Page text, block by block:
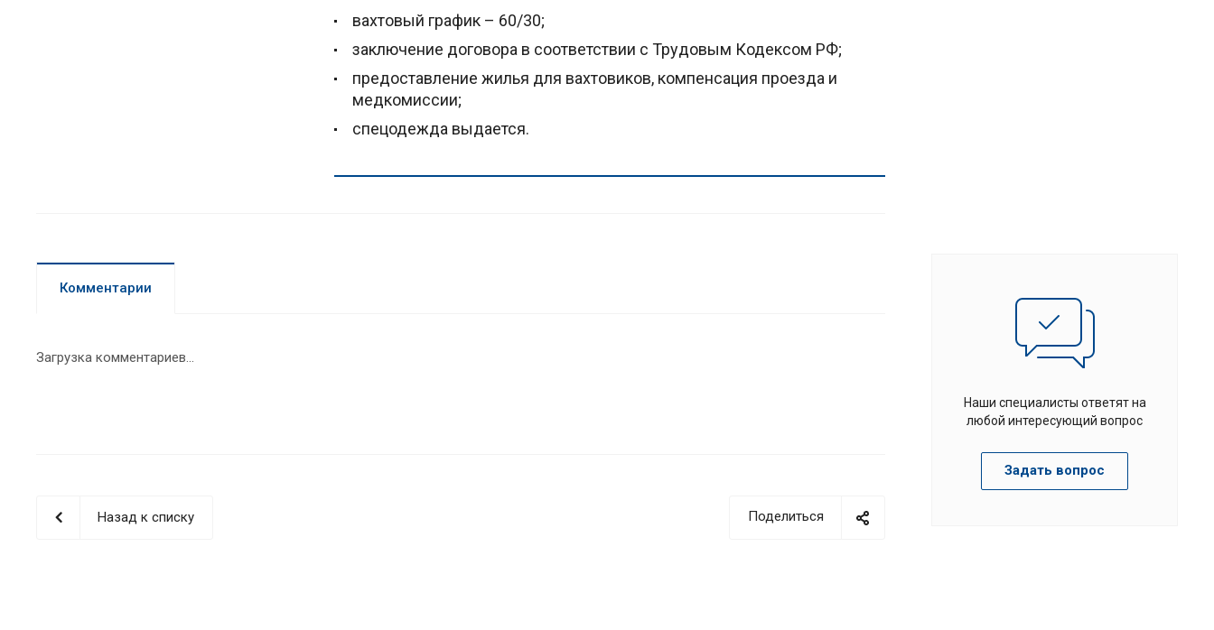
вахтовый график – 60/30;
заключение договора в соответствии с Трудовым Кодексом РФ;
предоставление жилья для вахтовиков, компенсация проезда и
медкомиссии;
спецодежда выдается.
Комментарии
Загрузка комментариев...
Наши специалисты ответят на
любой интересующий вопрос
Задать вопрос
Поделиться
Назад к списку